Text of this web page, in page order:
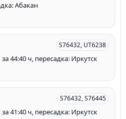
Абакан
S76432, UT6238
44:40 ч, пересадка: Иркутск
S76432, S76445
41:40 ч, пересадка: Иркутск